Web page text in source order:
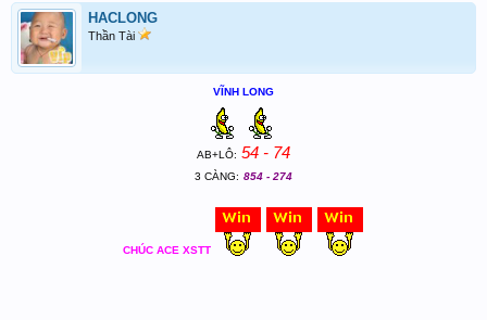
HACLONG
Thần Tài
VĨNH LONG
AB+LÔ: 54 - 74
3 CÀNG: 854 - 274
CHÚC ACE XSTT